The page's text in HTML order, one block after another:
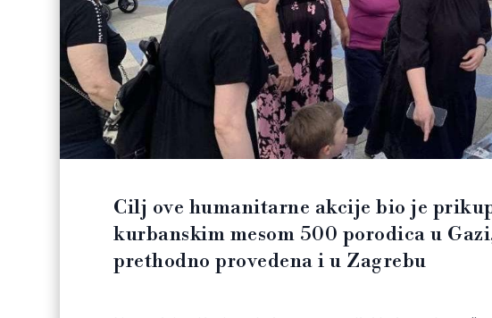
Cilj ove humanitarne akcije bio je
kurbanskim mesom 500 porodica u
prethodno provedena i u Zagrebu